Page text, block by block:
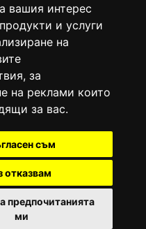
вашия интерес
и услуги
на
, за
на реклами които
за вас.
съм
отказвам
предпочитанията
ми
в националния
(Българска национална
4722.
Вяра информационен
със свидетелство за марка